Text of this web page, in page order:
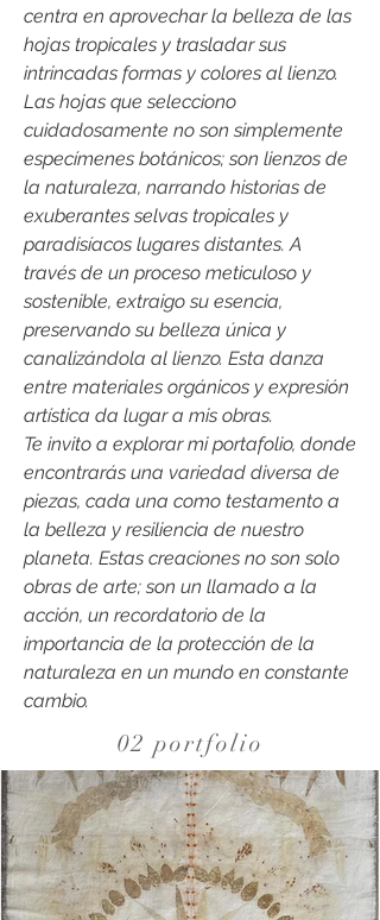
centra en aprovechar la belleza de las
hojas tropicales y trasladar sus
intrincadas formas y colores al lienzo.
Las hojas que selecciono
cuidadosamente no son simplemente
especímenes botánicos; son lienzos de
la naturaleza, narrando historias de
exuberantes selvas tropicales y
paradisíacos lugares distantes. A
través de un proceso meticuloso y
sostenible, extraigo su esencia,
preservando su belleza única y
canalizándola al lienzo. Esta danza
entre materiales orgánicos y expresión
artística da lugar a mis obras.
Te invito a explorar mi portafolio, donde
encontrarás una variedad diversa de
piezas, cada una como testamento a
la belleza y resiliencia de nuestro
planeta. Estas creaciones no son solo
obras de arte; son un llamado a la
acción, un recordatorio de la
importancia de la protección de la
naturaleza en un mundo en constante
cambio.
02 portfolio